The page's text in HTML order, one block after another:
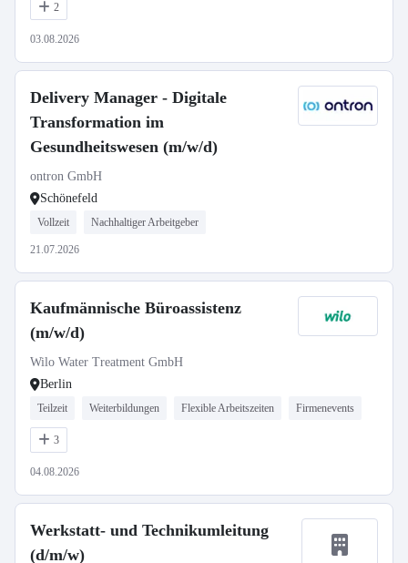
2
03.08.2026
Delivery Manager - Digitale
Transformation im
Gesundheitswesen (m/w/d)
ontron GmbH
Schönefeld
Vollzeit Nachhaltiger Arbeitgeber
21.07.2026
Kaufmännische Büroassistenz
(m/w/d)
Wilo Water Treatment GmbH
Berlin
Teilzeit Weiterbildungen Flexible Arbeitszeiten Firmenevents
3
04.08.2026
Werkstatt- und Technikumleitung
(d/m/w)